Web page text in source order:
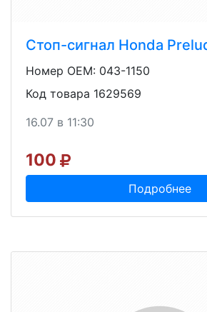
Стоп-сигнал Honda
Номер OEM: 043-1150
Код товара 1629569
16.07 в 11:30
100
Подробнее